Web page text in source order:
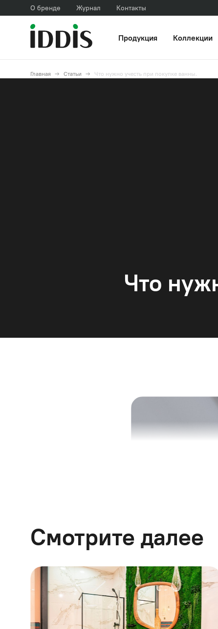
О бренде Журнал Контакты
Продукция Коллекции
Главная Статьи Что нужно учесть при покупке ванны.
Что
более строгая
Приходя в
характеристики. И
выбору. Серьезные
каждый
Смотрите далее